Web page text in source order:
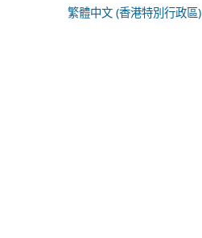
繁體中文 (香港特別行政區)